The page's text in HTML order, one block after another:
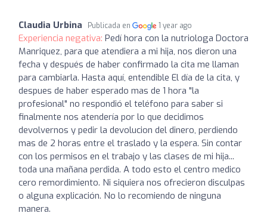
Claudia Urbina Publicada en 1 year ago
Experiencia negativa: Pedí hora con la nutriologa Doctora
Manriquez, para que atendiera a mi hija, nos dieron una
fecha y después de haber confirmado la cita me llaman
para cambiarla. Hasta aquí, entendible El día de la cita, y
despues de haber esperado mas de 1 hora "la
profesional" no respondió el teléfono para saber si
finalmente nos atendería por lo que decidimos
devolvernos y pedir la devolucion del dinero, perdiendo
mas de 2 horas entre el traslado y la espera. Sin contar
con los permisos en el trabajo y las clases de mi hija...
toda una mañana perdida. A todo esto el centro medico
cero remordimiento. Ni siquiera nos ofrecieron disculpas
o alguna explicación. No lo recomiendo de ninguna
manera.